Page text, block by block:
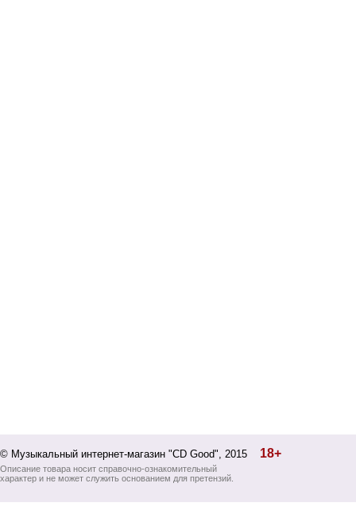
© Музыкальный интернет-магазин "CD Good", 2015 18+
Описание товара носит справочно-ознакомительный
характер и не может служить основанием для претензий.